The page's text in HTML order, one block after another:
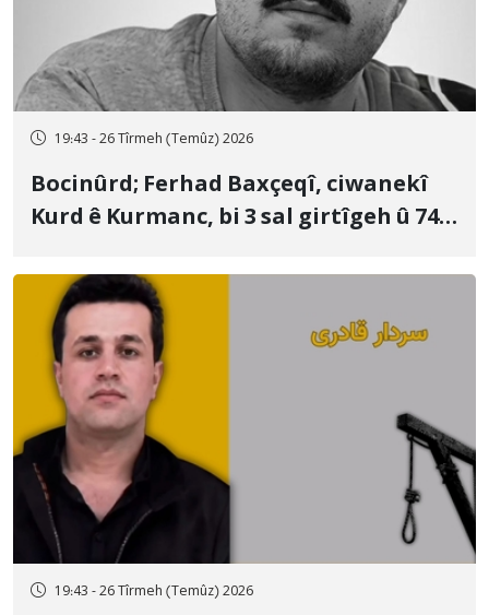
19:43 - 26 Tîrmeh (Temûz) 2026
Bocinûrd; Ferhad Baxçeqî, ciwanekî
Kurd ê Kurmanc, bi 3 sal girtîgeh û 74
19:43 - 26 Tîrmeh (Temûz) 2026